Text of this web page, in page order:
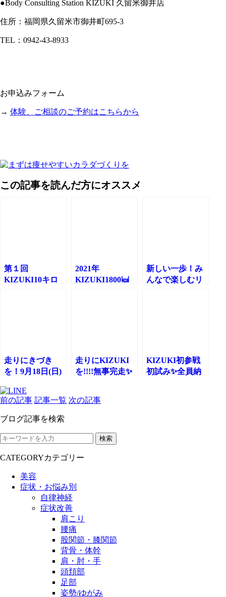
●Body Consulting Station KIZUKI 久留米御井店
住所：福岡県久留米市御井町695-3
TEL：0942-43-8933
お申込みフォーム
→ 体験、ご相談のご予約はこちらから
この記事を読んだ方にオススメ
第１回
KIZUKI10キロ
2021年
KIZUKI1800㎉
新しい一歩！み
んなで楽しむリ
走りにきづき
を！9月18日(日)
走りにKIZUKI
を!!!!無事完走✨
KIZUKI初参戦
初試み✨全員納
前の記事 記事一覧 次の記事
ブログ記事を検索
検索
CATEGORYカテゴリー
美容
症状・お悩み別
自律神経
症状改善
肩こり
腰痛
股関節・膝関節
背骨・体幹
肩・肘・手
頭頚部
足部
姿勢/ゆがみ